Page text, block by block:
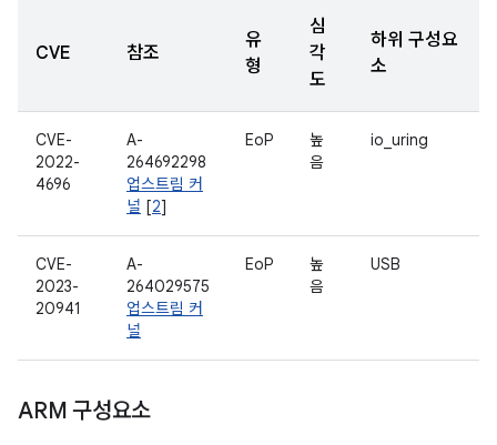
CVE 참조
유
형
심
각
도
하위 구성요
소
CVE-
2022-
4696
A-
264692298
업스트림 커
널 [2]
EoP
높
음
io_uring
CVE-
2023-
20941
A-
264029575
업스트림 커
널
EoP
높
음
USB
ARM 구성요소